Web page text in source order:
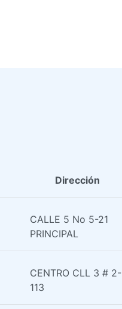
Dirección
CALLE 5 No 5-21
PRINCIPAL
CENTRO CLL 3 # 2-
113